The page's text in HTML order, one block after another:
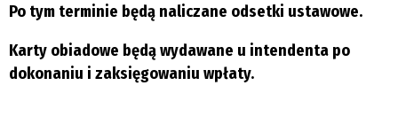
Po tym terminie będą naliczane odsetki ustawowe.
Karty obiadowe będą wydawane u intendenta po
dokonaniu i zaksięgowaniu wpłaty.